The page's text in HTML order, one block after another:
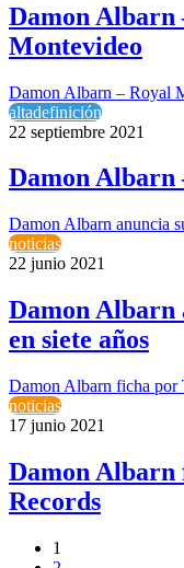
Damon Albarn
Montevideo
Damon Albarn – Royal
altadefinición
22 septiembre 2021
Damon Albarn
Damon Albarn anuncia
noticias
22 junio 2021
Damon Albarn
en siete años
Damon Albarn ficha por
noticias
17 junio 2021
Damon Albarn
Records
1